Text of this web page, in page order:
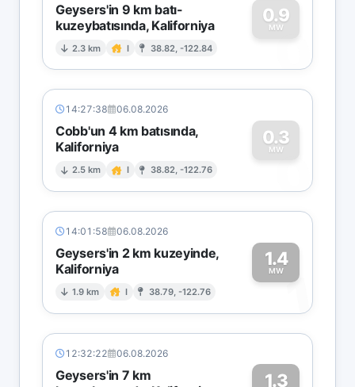
Geysers'in 9 km batı-
kuzeybatısında, Kaliforniya
2.3 km I 38.82, -122.84
0.9
MW
0
14:27:38 06.08.2026
Cobb'un 4 km batısında,
Kaliforniya
2.5 km I 38.82, -122.76
0.3
MW
0
14:01:58 06.08.2026
Geysers'in 2 km kuzeyinde,
Kaliforniya
1.9 km I 38.79, -122.76
1.4
MW1
12:32:22 06.08.2026
Geysers'in 7 km
1.3